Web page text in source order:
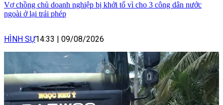
Vợ chồng chủ doanh nghiệp bị khởi tố vì cho 3 công dân nước
ngoài ở lại trái phép
HÌNH SỰ14:33 09/08/2026